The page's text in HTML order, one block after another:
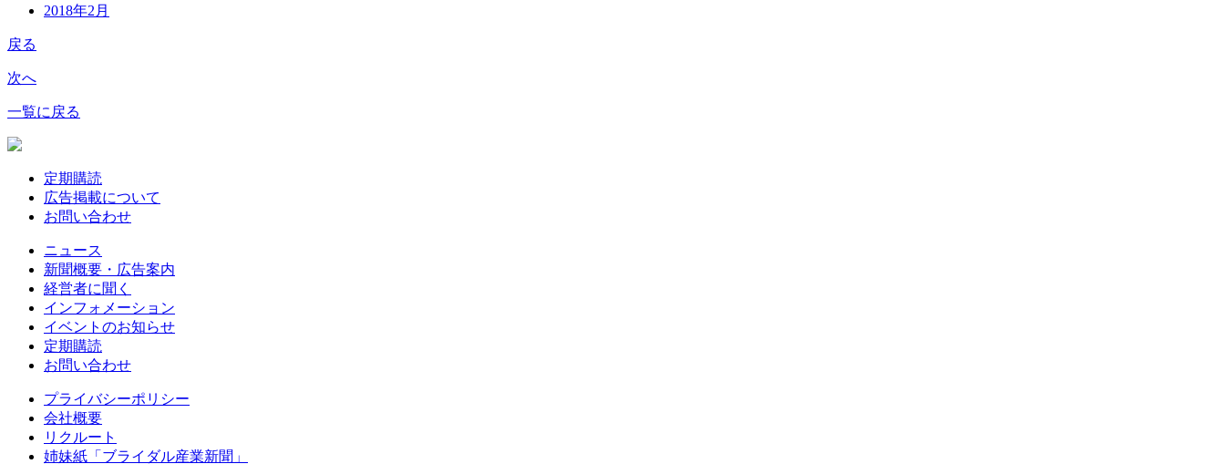
2018年2月
戻る
次へ
一覧に戻る
定期購読
広告掲載について
お問い合わせ
ニュース
新聞概要・広告案内
経営者に聞く
インフォメーション
イベントのお知らせ
定期購読
お問い合わせ
プライバシーポリシー
会社概要
リクルート
姉妹紙「ブライダル産業新聞」